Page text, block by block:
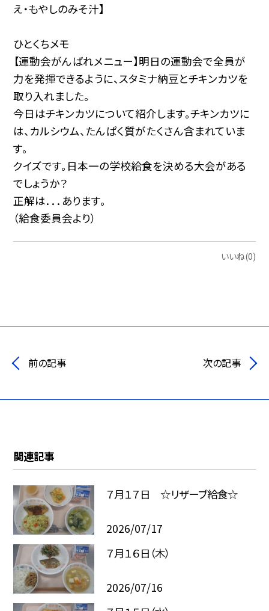
え・もやしのみそ汁】
ひとくちメモ
【運動会がんばれメニュー】明日の運動会で全員が
力を発揮できるように、スタミナ納豆とチキンカツを
取り入れました。
今日はチキンカツについて紹介します。チキンカツに
は、カルシウム、たんぱく質がたくさん含まれていま
す。
クイズです。日本一の学校給食を決める大会がある
でしょうか？
正解は．．．あります。
（給食委員会より）
いいね(0)
前の記事 次の記事
関連記事
７月１７日 ☆リザーブ給食☆
2026/07/17
７月１６日（木）
2026/07/16